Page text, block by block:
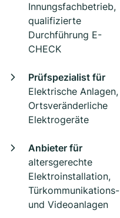
Innungsfachbetrieb,
qualifizierte
Durchführung E-
CHECK
Prüfspezialist für
Elektrische Anlagen,
Ortsveränderliche
Elektrogeräte
Anbieter für
altersgerechte
Elektroinstallation,
Türkommunikations-
und Videoanlagen